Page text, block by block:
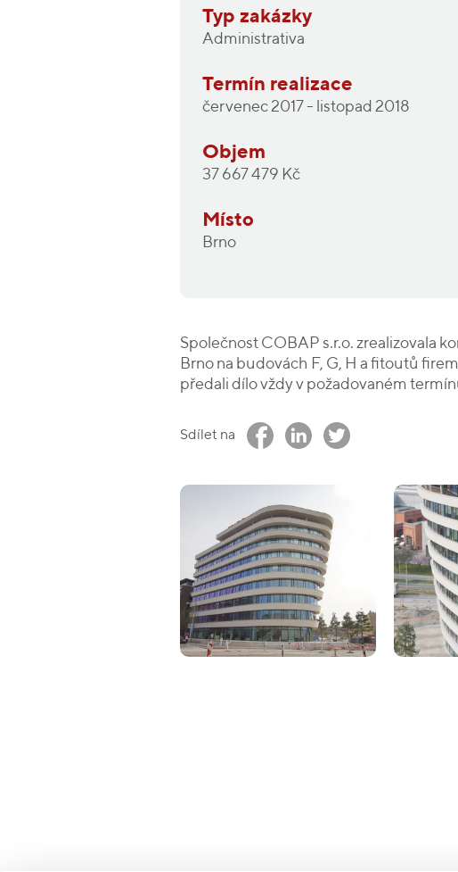
Typ zakázky
Administrativa
Termín realizace
červenec 2017 - listopad 2018
Objem
37 667 479 Kč
Místo
Brno
Společnost COBAP s.r.o. zrealizovala
Brno na budovách F, G, H a fitoutů
předali dílo vždy v požadovaném
Sdílet na